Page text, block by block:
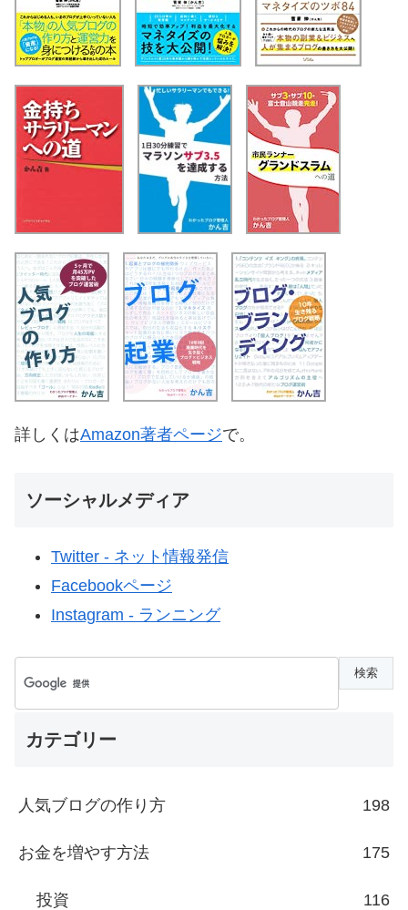
詳しくはAmazon著者ページで。
ソーシャルメディア
Twitter - ネット情報発信
Facebookページ
Instagram - ランニング
カテゴリー
人気ブログの作り方 198
お金を増やす方法 175
投資 116